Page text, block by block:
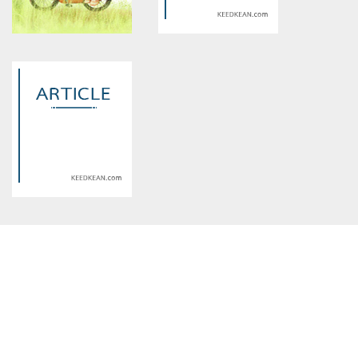
จัดรักให้นายสุปตาร์
assumed 'article_topic' (this
will throw an Error in a future